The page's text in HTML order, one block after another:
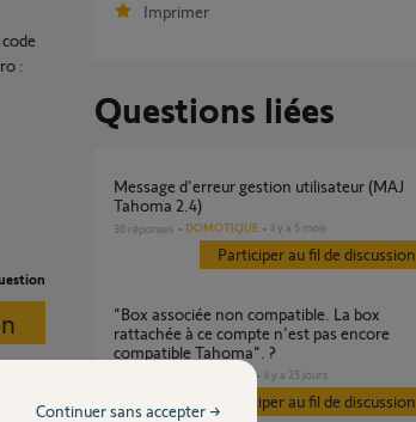
:
Imprimer
Questions liées
Message d'erreur gestion utilisateur (MAJ
Tahoma 2.4)
30 réponses DOMOTIQUE il y a 5 mois
Participer au fil de discussion
"Box associée non compatible. La box
rattachée à ce compte n'est pas encore
compatible Tahoma". ?
il y a 25 jours
Participer au fil de discussion
Continuer sans accepter →